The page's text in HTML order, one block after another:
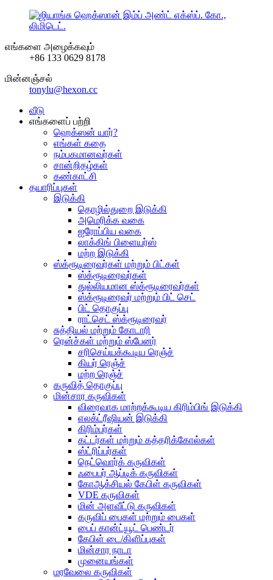
எங்களை அழைக்கவும்
+86 133 0629 8178
மின்னஞ்சல்
tonylu@hexon.cc
வீடு
எங்களைப் பற்றி
ஹெக்ஸன் யார்?
எங்கள் கதை
நம்பகமானவர்கள்
சான்றிதழ்கள்
கண்காட்சி
தயாரிப்புகள்
இடுக்கி
தொழில்துறை இடுக்கி
அமெரிக்க வகை
ஐரோப்பிய வகை
லாக்கிங் பிளையர்ஸ்
மற்ற இடுக்கி
ஸ்க்ரூடிரைவர்கள் மற்றும் பிட்கள்
ஸ்க்ரூடிரைவர்கள்
துல்லியமான ஸ்க்ரூடிரைவர்கள்
ஸ்க்ரூடிரைவர் மற்றும் பிட் செட்
பிட் தொகுப்பு
ராட்செட் ஸ்க்ரூடிரைவர்
சுத்தியல் மற்றும் கோடாரி
ரென்ச்கள் மற்றும் ஸ்பேனர்
சரிசெய்யக்கூடிய ரெஞ்ச்
கியர் ரெஞ்ச்
மற்ற ரெஞ்ச்
கருவித் தொகுப்பு
மின்சார கருவிகள்
விரைவாக மாற்றக்கூடிய கிரிம்பிங் இடுக்கி
எலக்ட்ரீஷியன் இடுக்கி
கிரிம்பர்கள்
கட்டர்கள் மற்றும் கத்தரிக்கோல்கள்
ஸ்ட்ரிப்பர்கள்
நெட்வொர்க் கருவிகள்
ஃபைபர் ஆப்டிக் கருவிகள்
கோஆக்சியல் கேபிள் கருவிகள்
VDE கருவிகள்
மின் அளவீட்டு கருவிகள்
கருவிப் பைகள் மற்றும் பைகள்
பைப் கான்ட்யூட் பெண்டர்
கேபிள் டை/கிளிப்புகள்
மின்சார நாடா
முனையங்கள்
மரவேலை கருவிகள்